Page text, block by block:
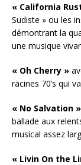
« California
Sudiste » ou les
démontrant la
une musique
« Oh Cherry »
racines 70’s qui
« No Salvation »
ballade aux
musical assez
« Livin On the